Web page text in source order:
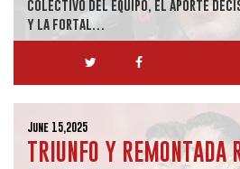
colectivo del equipo, el aporte
y la fortal…
June 15,2025
TRIUNFO Y REMONTADA